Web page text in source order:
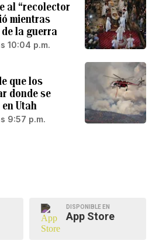
al “recolector
mientras
la guerra
10:04 p.m.
que los
donde se
Utah
9:57 p.m.
DISPONIBLE EN
App Store